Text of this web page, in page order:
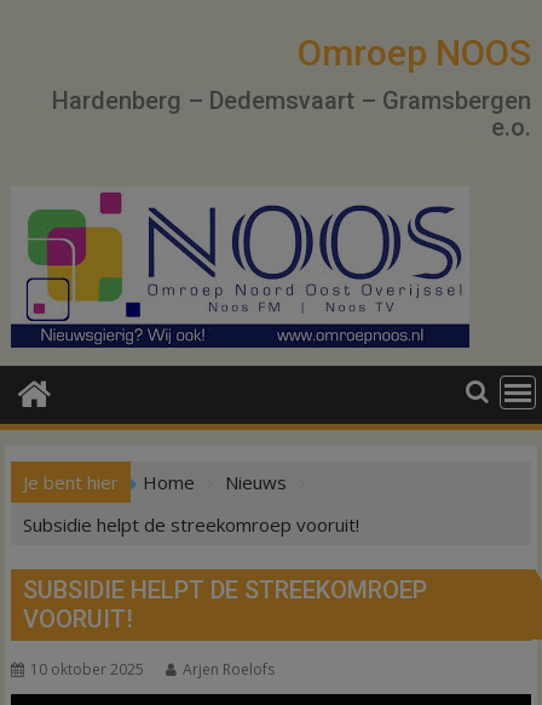
Omroep NOOS
Hardenberg – Dedemsvaart – Gramsbergen
e.o.
Je bent hier Home
Nieuws
Subsidie helpt de streekomroep vooruit!
SUBSIDIE HELPT DE STREEKOMROEP
VOORUIT!
10 oktober 2025 Arjen Roelofs